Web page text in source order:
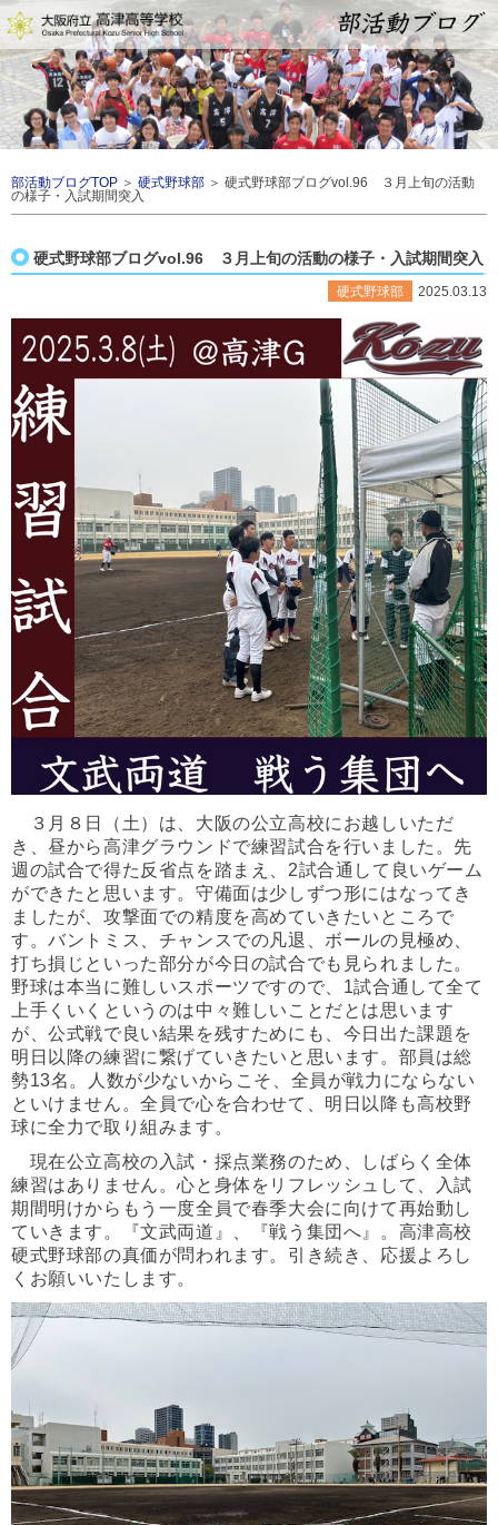
部活動ブログTOP ＞ 硬式野球部 ＞ 硬式野球部ブログvol.96 ３月上旬の活動
の様子・入試期間突入
硬式野球部ブログvol.96 ３月上旬の活動の様子・入試期間突入
硬式野球部 2025.03.13
３月８日（土）は、大阪の公立高校にお越しいただ
き、 昼から高津グラウンドで練習試合を行いました。 先
週の試合で得た反省点を踏まえ、2試合通して良いゲーム
ができたと思います。 守備面は少しずつ形にはなってき
ましたが、 攻撃面での精度を高めていきたいところで
す。バントミス、 チャンスでの凡退、ボールの見極め、
打ち損じといった部分が今日の試合でも見られました。
野球は本当に難しいスポーツですので、 1試合通して全て
上手くいくというのは中々難しいことだとは思い ます
が、公式戦で良い結果を残すためにも、 今日出た課題を
明日以降の練習に繋げていきたいと思います。 部員は総
勢13名。人数が少ないからこそ、 全員が戦力にならない
といけません。全員で心を合わせて、 明日以降も高校野
球に全力で取り組みます。
現在公立高校の入試・採点業務のため、しばらく全体
練習はありません。心と身体をリフレッシュして、入試
期間明けからもう一度全員で春季大会に向けて再始動し
ていきます。『文武両道』、『戦う集団へ』。高津高校
硬式野球部の真価が問われます。引き続き、応援よろし
くお願いいたします。